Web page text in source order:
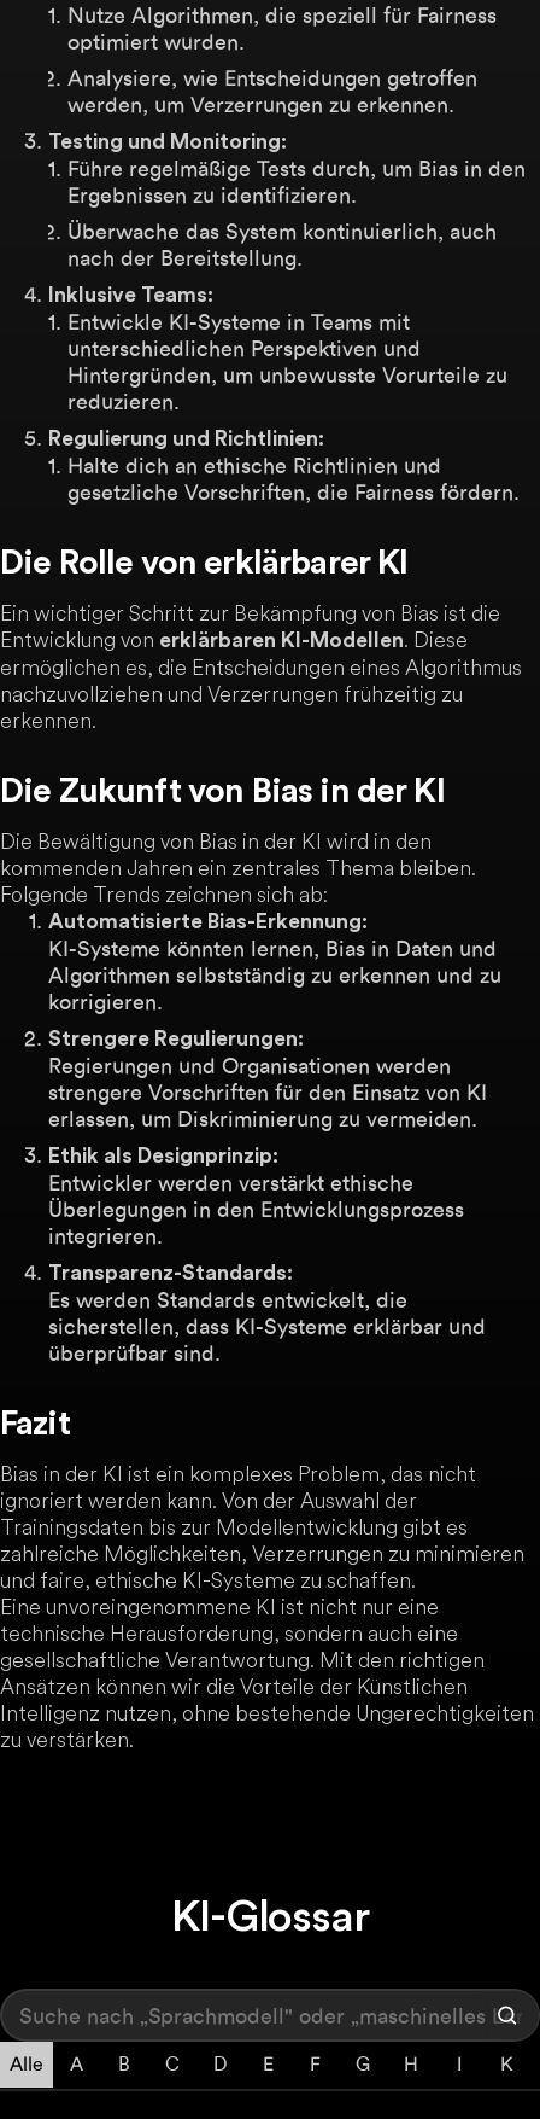
Nutze Algorithmen, die speziell für Fairness
optimiert wurden.
Analysiere, wie Entscheidungen getroffen
werden, um Verzerrungen zu erkennen.
Testing und Monitoring:
Führe regelmäßige Tests durch, um Bias in den
Ergebnissen zu identifizieren.
Überwache das System kontinuierlich, auch
nach der Bereitstellung.
Inklusive Teams:
Entwickle KI-Systeme in Teams mit
unterschiedlichen Perspektiven und
Hintergründen, um unbewusste Vorurteile zu
reduzieren.
Regulierung und Richtlinien:
Halte dich an ethische Richtlinien und
gesetzliche Vorschriften, die Fairness fördern.
Die Rolle von erklärbarer KI
Ein wichtiger Schritt zur Bekämpfung von Bias ist die
Entwicklung von erklärbaren KI-Modellen. Diese
ermöglichen es, die Entscheidungen eines Algorithmus
nachzuvollziehen und Verzerrungen frühzeitig zu
erkennen.
Die Zukunft von Bias in der KI
Die Bewältigung von Bias in der KI wird in den
kommenden Jahren ein zentrales Thema bleiben.
Folgende Trends zeichnen sich ab:
Automatisierte Bias-Erkennung:
KI-Systeme könnten lernen, Bias in Daten und
Algorithmen selbstständig zu erkennen und zu
korrigieren.
Strengere Regulierungen:
Regierungen und Organisationen werden
strengere Vorschriften für den Einsatz von KI
erlassen, um Diskriminierung zu vermeiden.
Ethik als Designprinzip:
Entwickler werden verstärkt ethische
Überlegungen in den Entwicklungsprozess
integrieren.
Transparenz-Standards:
Es werden Standards entwickelt, die
sicherstellen, dass KI-Systeme erklärbar und
überprüfbar sind.
Fazit
Bias in der KI ist ein komplexes Problem, das nicht
ignoriert werden kann. Von der Auswahl der
Trainingsdaten bis zur Modellentwicklung gibt es
zahlreiche Möglichkeiten, Verzerrungen zu minimieren
und faire, ethische KI-Systeme zu schaffen.
Eine unvoreingenommene KI ist nicht nur eine
technische Herausforderung, sondern auch eine
gesellschaftliche Verantwortung. Mit den richtigen
Ansätzen können wir die Vorteile der Künstlichen
Intelligenz nutzen, ohne bestehende Ungerechtigkeiten
zu verstärken.
KI-Glossar
Alle A B C D E F G H I K